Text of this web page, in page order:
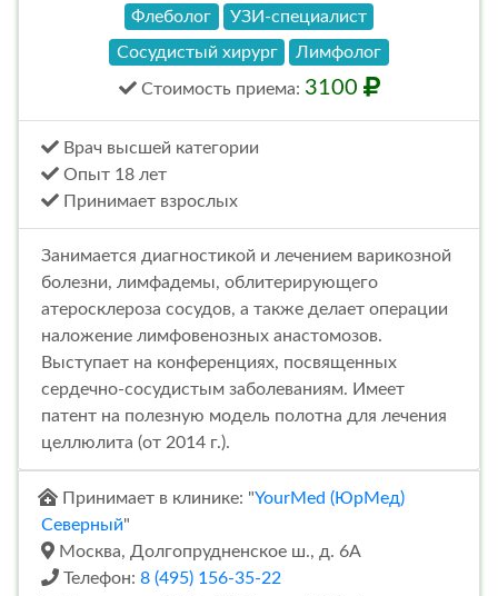
Флеболог
УЗИ-специалист
Сосудистый хирург
Лимфолог
Стоимость приема: 3100
Врач высшей категории
Опыт 18 лет
Принимает взрослых
Занимается диагностикой и лечением варикозной
болезни, лимфадемы, облитерирующего
атеросклероза сосудов, а также делает операции
наложение лимфовенозных анастомозов.
Выступает на конференциях, посвященных
сердечно-сосудистым заболеваниям. Имеет
патент на полезную модель полотна для лечения
целлюлита (от 2014 г.).
Принимает в клинике: "YourMed (ЮрМед)
Северный"
Москва, Долгопрудненское ш., д. 6А
Телефон: 8 (495) 156-35-22